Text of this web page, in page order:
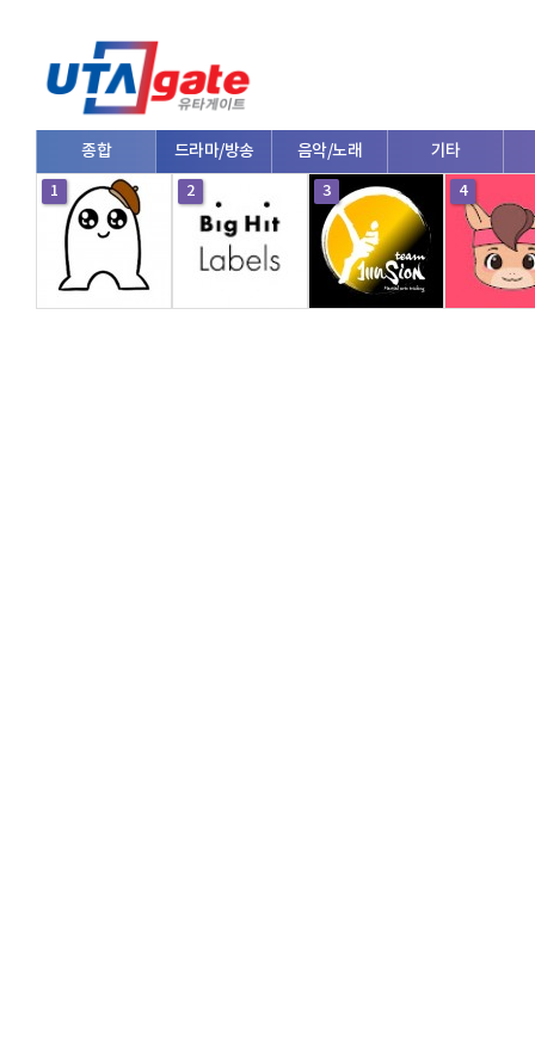
종합 드라마/방송 음악/노래 기타
V로그/소통 영화/뮤지컬 연예인 한류/외국인
댄스 e스포츠 자동차 커플/연애
1 2 3 4